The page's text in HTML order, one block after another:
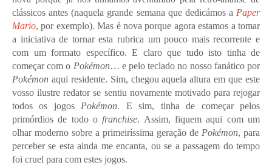
clássicos antes (naquela grande semana que dedicámos a Paper
Mario, por exemplo). Mas é nova porque agora estamos a tomar
a iniciativa de tornar esta rubrica um pouco mais recorrente e
com um formato específico. E claro que tudo isto tinha de
começar com o Pokémon… e pelo teclado no nosso fanático por
Pokémon aqui residente. Sim, chegou aquela altura em que este
vosso ilustre redator se sentiu novamente motivado para rejogar
todos os jogos Pokémon. E sim, tinha de começar pelos
primórdios de todo o franchise. Assim, fiquem aqui com um
olhar moderno sobre a primeiríssima geração de Pokémon, para
perceber se esta ainda me encanta, ou se a passagem do tempo
foi cruel para com estes jogos.